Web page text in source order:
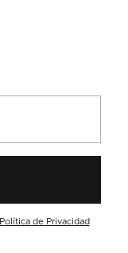
Política de Privacidad